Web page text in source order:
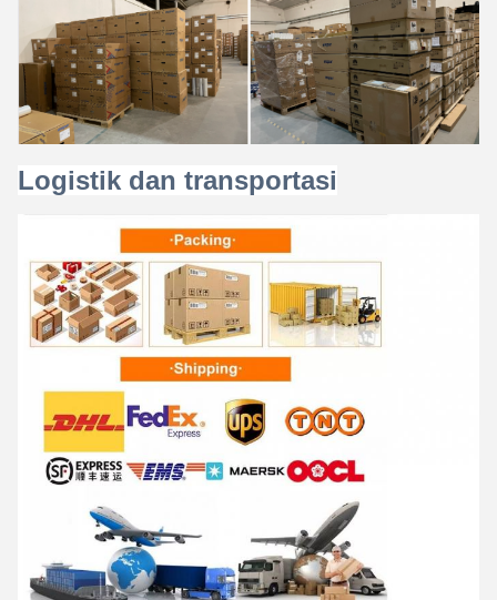
Logistik dan transportasi